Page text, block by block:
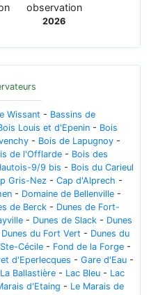
observation
2026
Wissant - Bassins de
Louis et d'Epenin - Bois
- Bois de Lapugnoy -
de l'Offlarde - Bois des
9/9 bis - Bois du Carieul
Gris-Nez - Cap d'Alprech -
- Domaine de Bellenville -
de Berck - Dunes de Fort-
- Dunes de Slack - Dunes
Dunes du Fort Vert - Dunes du
Cécile - Fond de la Forge -
d'Eperlecques - Gare d'Eau -
La Ballastière - Lac Bleu - Lac
d'Etaing - Le Marais de